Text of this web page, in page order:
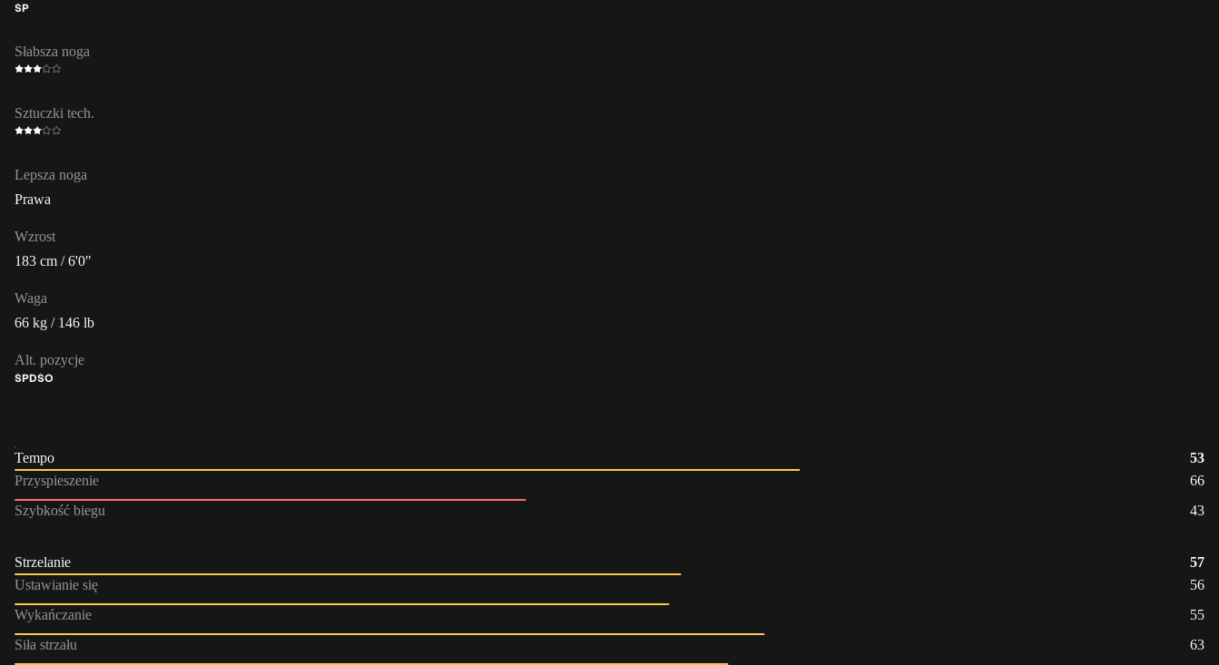
ŚP
Słabsza noga
Sztuczki tech.
Lepsza noga
Prawa
Wzrost
183 cm / 6'0"
Waga
66 kg / 146 lb
Alt. pozycje
ŚPDŚO
Tempo
53
Przyspieszenie
66
Szybkość biegu
43
Strzelanie
57
Ustawianie się
56
Wykańczanie
55
Siła strzału
63